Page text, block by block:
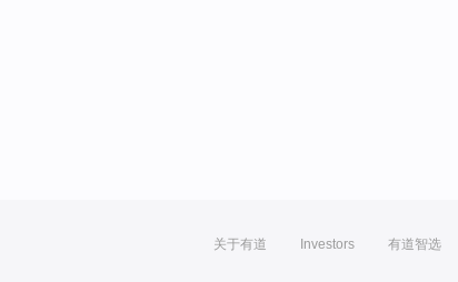
关于有道 Investors 有道智选